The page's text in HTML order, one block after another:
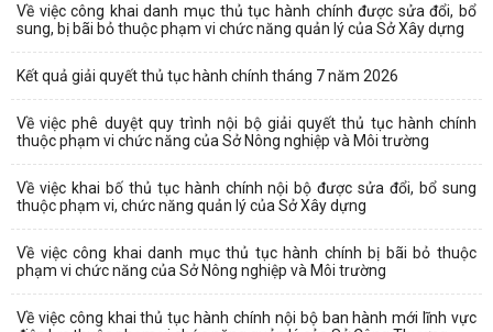
Về việc công khai danh mục thủ tục hành chính được sửa đổi, bổ
sung, bị bãi bỏ thuộc phạm vi chức năng quản lý của Sở Xây dựng
Kết quả giải quyết thủ tục hành chính tháng 7 năm 2026
Về việc phê duyệt quy trình nội bộ giải quyết thủ tục hành chính
thuộc phạm vi chức năng của Sở Nông nghiệp và Môi trường
Về việc khai bố thủ tục hành chính nội bộ được sửa đổi, bổ sung
thuộc phạm vi, chức năng quản lý của Sở Xây dựng
Về việc công khai danh mục thủ tục hành chính bị bãi bỏ thuộc
phạm vi chức năng của Sở Nông nghiệp và Môi trường
Về việc công khai thủ tục hành chính nội bộ ban hành mới lĩnh vực